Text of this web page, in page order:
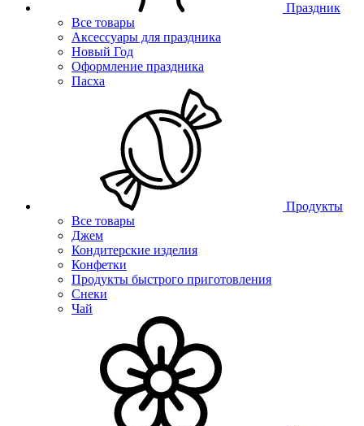
Праздник
Все товары
Аксессуары для праздника
Новый Год
Оформление праздника
Пасха
Продукты
Все товары
Джем
Кондитерские изделия
Конфетки
Продукты быстрого приготовления
Снеки
Чай